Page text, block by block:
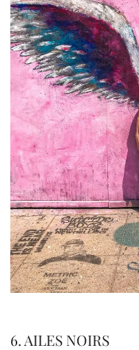
6. AILES NOIRS